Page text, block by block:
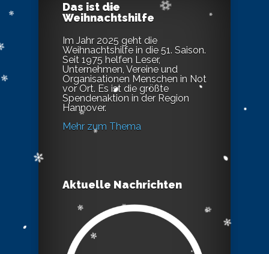
Das ist die
Weihnachtshilfe
Im Jahr 2025 geht die
Weihnachtshilfe in die 51. Saison.
Seit 1975 helfen Leser,
Unternehmen, Vereine und
Organisationen Menschen in Not
vor Ort. Es ist die größte
Spendenaktion in der Region
Hannover.
Mehr zum Thema
Aktuelle Nachrichten